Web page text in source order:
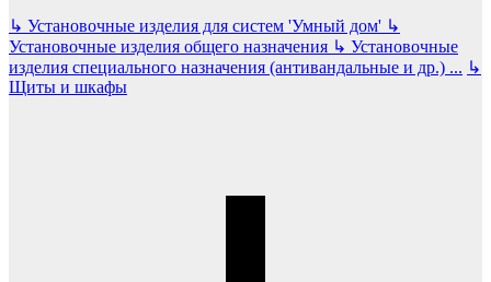
↳ Установочные изделия для систем 'Умный дом' ↳
Установочные изделия общего назначения ↳ Установочные
изделия специального назначения (антивандальные и др.) ... ↳
Щиты и шкафы